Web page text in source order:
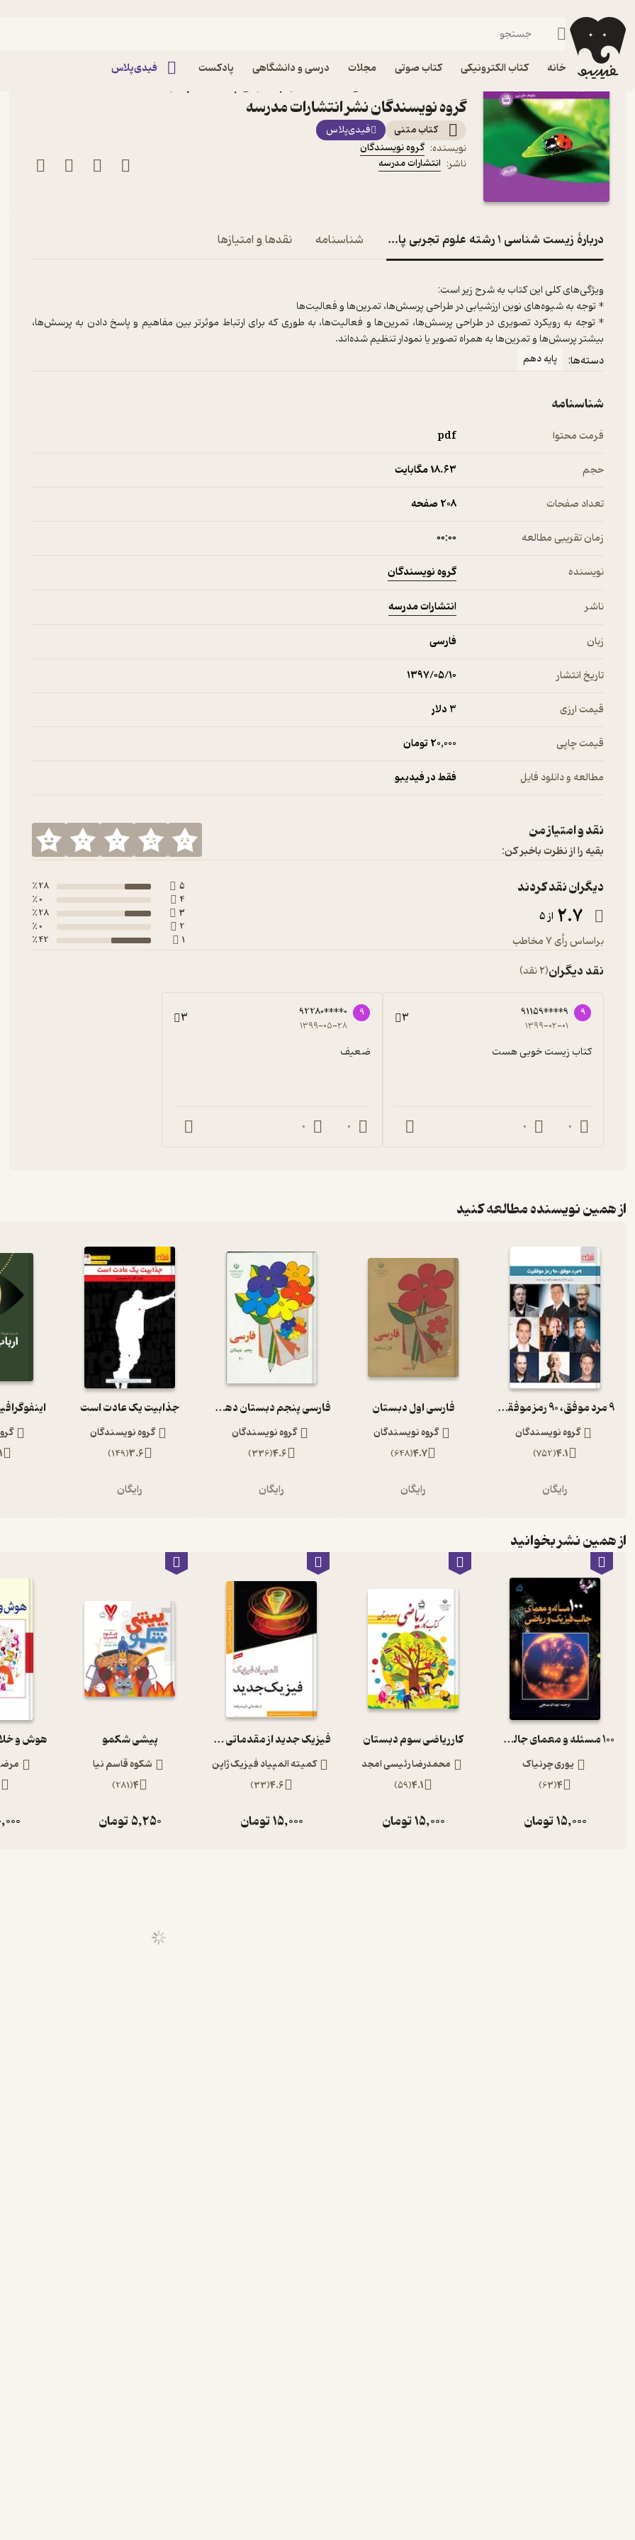
خانه کتاب الکترونیکی کتاب صوتی مجلات درسی و دانشگاهی پادکست فیدی‌پلاس
فیدیبو کتاب درسی، کتاب کمک درسی
گروه نویسندگان نشر انتشارات مدرسه
کتاب متنی
فیدی‌پلاس
نویسنده: گروه نویسندگان
ناشر: انتشارات مدرسه
دربارۀ زیست شناسی 1 رشته علوم تجربی پایه دهم شناسنامه نقدها و امتیازها
* توجه به رویکرد تصویری در طراحی پرسش‌ها، تمرین‌ها و فعالیت‌ها، به طوری که برای ارتباط موثرتر بین مفاهیم و پاسخ دادن به پرسش‌ها،
بیشتر پرسش‌ها و تمرین‌ها به همراه تصویر یا نمودار تنظیم شده‌اند.
دسته‌ها: پایه دهم
شناسنامه
فرمت محتوا pdf
حجم 18.۶۳ مگابایت
تعداد صفحات 208 صفحه
زمان تقریبی مطالعه ۰۰:۰۰
نویسنده گروه نویسندگان
ناشر انتشارات مدرسه
زبان فارسی
تاریخ انتشار ۱۳۹۷/۰۵/۱۰
قیمت ارزی 3 دلار
قیمت چاپی 20,000 تومان
مطالعه و دانلود فایل فقط در فیدیبو
نقد و امتیاز من
بقیه را از نظرت باخبر کن:
دیگران نقد کردند
2.7 از 5
براساس رأی 7 مخاطب
5
28 ٪
4
0 ٪
3
28 ٪
2
0 ٪
1
42 ٪
نقد دیگران(2 نقد)
9
91159****9
۱۳۹۹-۰۲-۰۱ 3
کتاب‌ زیست خوبی هست
0
0
9
92280****0
۱۳۹۹-۰۵-۲۸ 3
ضعیف
0
0
از همین نویسنده مطالعه کنید
9 مرد موفق، 90 رمز موفقیت
گروه نویسندگان
4.1
(
752
)
رایگان
فارسی اول دبستان
گروه نویسندگان
4.7
(
648
)
رایگان
فارسی پنجم دبستان دهه 60
گروه نویسندگان
4.6
(
336
)
رایگان
جذابیت یک عادت است
گروه نویسندگان
3.6
(
149
)
رایگان
از همین نشر بخوانید
100 مسئله و معمای جالب فیزیک و ریاضی
یوری چرنیاک
4
(
63
)
15,000تومان
کار ریاضی سوم دبستان
محمدرضا رئیسی امجد
4.1
(
59
)
15,000تومان
فیزیک جدید از مقدماتی تا پیشرفته المپیاد فیزیک 4
کمیته المپیاد فیزیک ژاپن
4.6
(
33
)
15,000تومان
پیشی شکمو
شکوه قاسم نیا
4
(
281
)
5,250تومان